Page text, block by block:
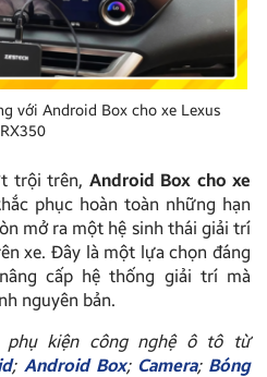
với Android Box cho xe Lexus
RX350
trội trên, Android Box cho xe
phục hoàn toàn những hạn
mở ra một hệ sinh thái giải trí
xe. Đây là một lựa chọn đáng
cấp hệ thống giải trí mà
nguyên bản.
phụ kiện công nghệ ô tô từ
; Android Box; Camera; Bóng